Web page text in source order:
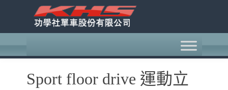
Sport floor drive 運動立